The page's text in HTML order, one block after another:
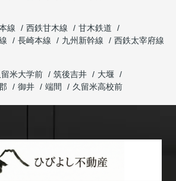
線 西鉄甘木線
甘木鉄道
長崎本線 九州新幹線
西鉄太宰府線
留米大学前 筑後吉井
大堰
御井 端間 久留米高校前